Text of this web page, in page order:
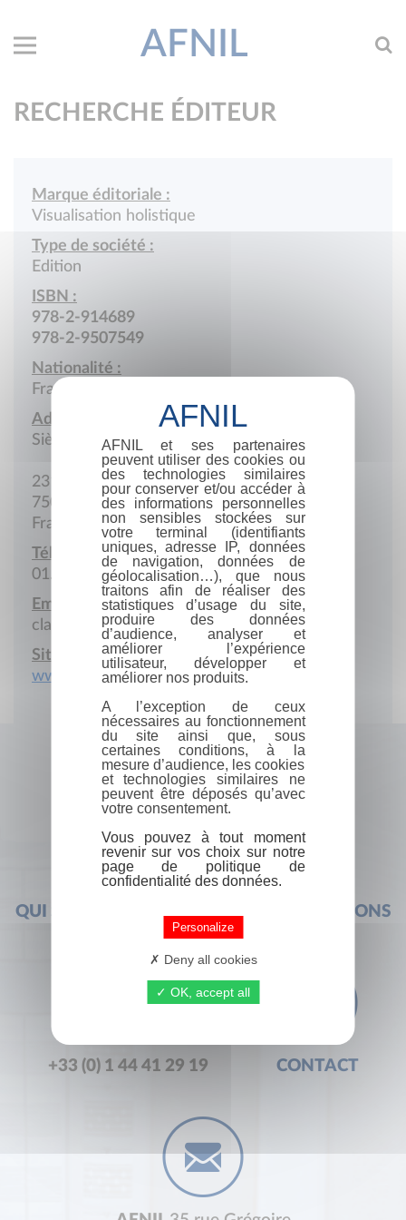
AFNIL
RECHERCHE ÉDITEUR
Marque éditoriale :
Visualisation holistique
Type de société :
Edition
ISBN :
978-2-914689
978-2-9507549
Nationalité :
France
Adresse :
Siège social
231 Rue Saint Honoré
75001 Paris
France
Téléphone :
01.42.12.90.70
Email :
claude.imbert@wanadoo.fr
Site Internet :
www.claude-imbert.com
QUI SOMMES-NOUS ? FOIRE AUX QUESTIONS
+33 (0) 1 44 41 29 19 CONTACT
AFNIL et ses partenaires
peuvent utiliser des cookies ou
des technologies similaires
pour conserver et/ou accéder à
des informations personnelles
non sensibles stockées sur
votre terminal (identifiants
uniques, adresse IP, données
de navigation, données de
géolocalisation…), que nous
traitons afin de réaliser des
statistiques d’usage du site,
produire des données
d’audience, analyser et
améliorer l’expérience
utilisateur, développer et
améliorer nos produits.
A l’exception de ceux
nécessaires au fonctionnement
du site ainsi que, sous
certaines conditions, à la
mesure d’audience, les cookies
et technologies similaires ne
peuvent être déposés qu’avec
votre consentement.
Vous pouvez à tout moment
revenir sur vos choix sur notre
page de politique de
confidentialité des données.
Personalize
Deny all cookies
OK, accept all